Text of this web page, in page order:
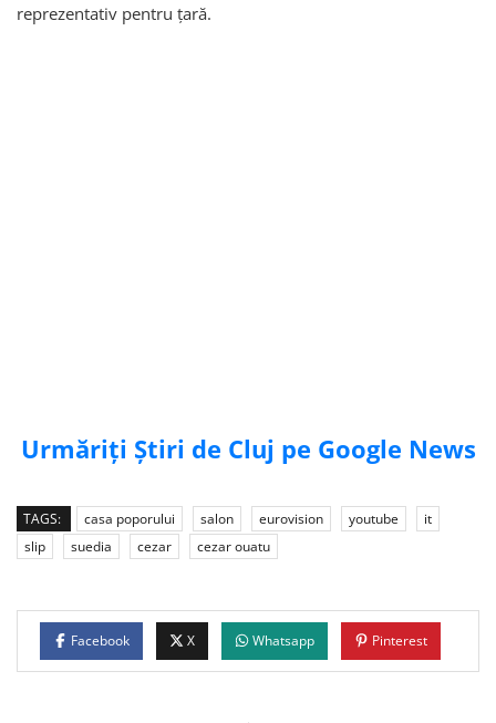
reprezentativ pentru țară.
Urmăriți Știri de Cluj pe Google News
TAGS: casa poporului salon eurovision youtube
it
slip
suedia cezar cezar ouatu
Facebook X Whatsapp Pinterest